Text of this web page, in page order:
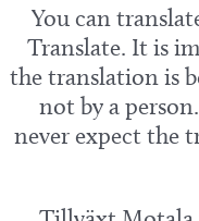
You can
Translate. It is
the translation is
not by a
never expect the